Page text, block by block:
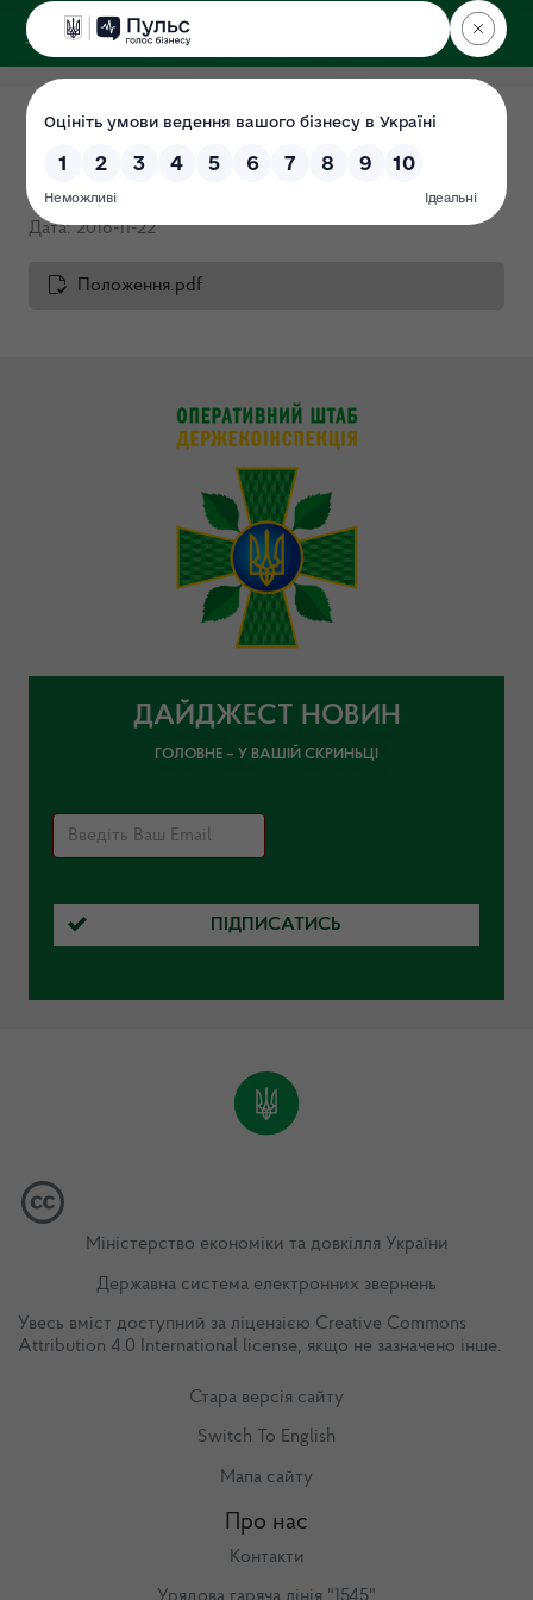
ДЕРЖЕКОІНСПЕКЦІЯ
Положення про Громадську
раду при ДЕІ
Дата: 2018-11-22
Положення.pdf
ДАЙДЖЕСТ НОВИН
ГОЛОВНЕ – У ВАШІЙ СКРИНЬЦІ
ПІДПИСАТИСЬ
Міністерство економіки та довкілля України
Державна система електронних звернень
Увесь вміст доступний за ліцензією Creative Commons
Attribution 4.0 International license, якщо не зазначено інше.
Стара версія сайту
Switch To English
Мапа сайту
Про нас
Контакти